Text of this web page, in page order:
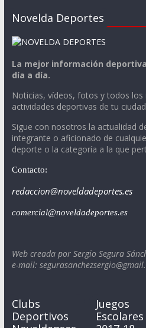
Novelda Deportes
La mejor información
día a día.
Noticias, vídeos, fotos y todos los
actividades deportivas de tu
Sigue con nosotros la actualidad
integrante o aficionado de
deporte o la categoría a la que
Contacto:
redaccion@noveldadeportes.es
comercial@noveldadeportes.es
Web creada por Sergio Segura
e-mail:
Clubs
Deportivos
Juegos
Escolares